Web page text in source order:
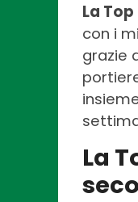
La
con i
grazie
La